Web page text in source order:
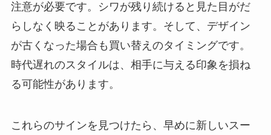
注意が必要です。シワが残り続けると見た目がだ
らしなく映ることがあります。そして、デザイン
が古くなった場合も買い替えのタイミングです。
時代遅れのスタイルは、相手に与える印象を損ね
る可能性があります。
これらのサインを見つけたら、早めに新しいスー